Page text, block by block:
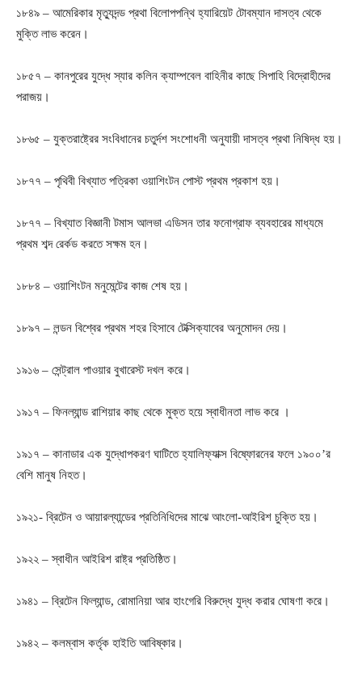
১৮৪৯ – আমেরিকার মৃত্যুদন্ড প্রথা বিলোপপন্থি হ্যারিয়েট টোবম্যান দাসত্ব থেকে
মুক্তি লাভ করেন।
১৮৫৭ – কানপুরের যুদ্ধে স্যার কলিন ক্যাম্পবেল বাহিনীর কাছে সিপাহি বিদ্রোহীদের
পরাজয়।
১৮৬৫ – যুক্তরাষ্ট্রের সংবিধানের চতুর্দশ সংশোধনী অনুযায়ী দাসত্ব প্রথা নিষিদ্ধ হয়।
১৮৭৭ – পৃথিবী বিখ্যাত পত্রিকা ওয়াশিংটন পোস্ট প্রথম প্রকাশ হয়।
১৮৭৭ – বিখ্যাত বিজ্ঞানী টমাস আলভা এডিসন তার ফনোগ্রাফ ব্যবহারের মাধ্যমে
প্রথম শব্দ রের্কড করতে সক্ষম হন।
১৮৮৪ – ওয়াশিংটন মনুমেন্টের কাজ শেষ হয়।
১৮৯৭ – লন্ডন বিশ্বের প্রথম শহর হিসাবে টেক্সিক্যাবের অনুমোদন দেয়।
১৯১৬ – সেন্ট্রাল পাওয়ার বুখারেস্ট দখল করে।
১৯১৭ – ফিনল্যান্ড রাশিয়ার কাছ থেকে মুক্ত হয়ে স্বাধীনতা লাভ করে ।
১৯১৭ – কানাডার এক যুদ্ধোপকরণ ঘাটিতে হ্যালিফ্যাক্স বিষ্ফোরনের ফলে ১৯০০’র
বেশি মানুষ নিহত।
১৯২১- ব্রিটেন ও আয়ারল্যান্ডের প্রতিনিধিদের মাঝে আংলো-আইরিশ চুক্তি হয়।
১৯২২ – স্বাধীন আইরিশ রাষ্ট্র প্রতিষ্ঠিত।
১৯৪১ – ব্রিটেন ফিল্যান্ড, রোমানিয়া আর হাংগেরি বিরুদ্ধে যুদ্ধ করার ঘোষণা করে।
১৯৪২ – কলম্বাস কর্তৃক হাইতি আবিষ্কার।